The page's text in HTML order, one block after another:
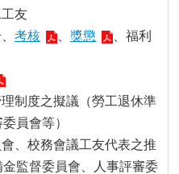
友
考核 獎懲
、福利
制度之擬議（勞工退休準
員會等）
、校務會議工友代表之推
監督委員會、人事評審委